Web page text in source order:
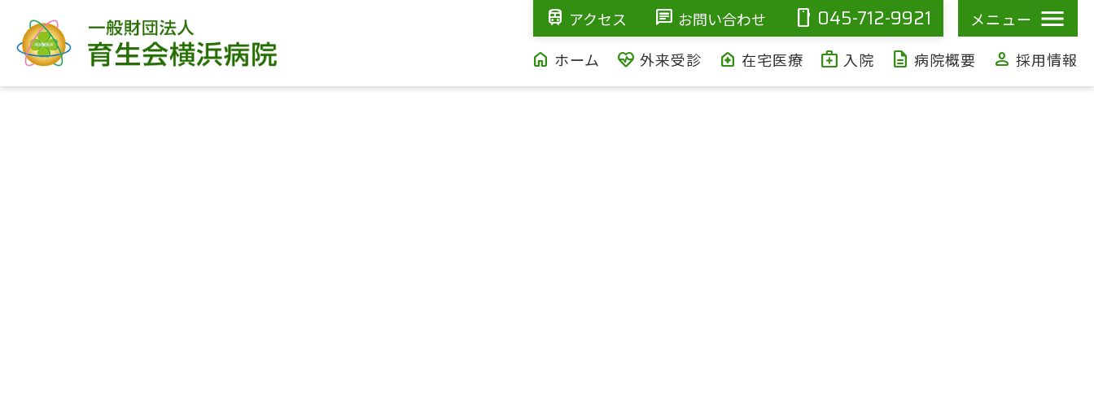
home ホーム ecg_heart 外来受診 home_health 在宅医療 medical_services 入院 description 病院概要 person 採用情報
train アクセス chat お問い合わせ smartphone 045-712-9921 メニュー